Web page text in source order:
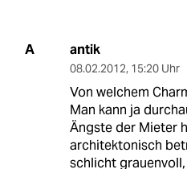
A antik
08.02.2012, 15:20 Uhr
Von welchem
Man kann ja
Ängste der Mieter
architektonisch
schlicht